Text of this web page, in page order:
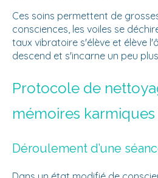
Ces soins permettent de
consciences, les voiles se
taux vibratoire s'élève et élève
descend et s'incarne un peu
Protocole de
mémoires karmiques
Déroulement d’une